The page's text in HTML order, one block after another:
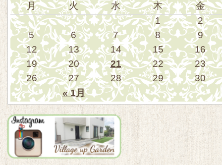
月
火 水 木 金
« 1月
1
2
5
6 7 8
9
12
13 14 15
16
19
20 21 22
23
26
27 28 29 30